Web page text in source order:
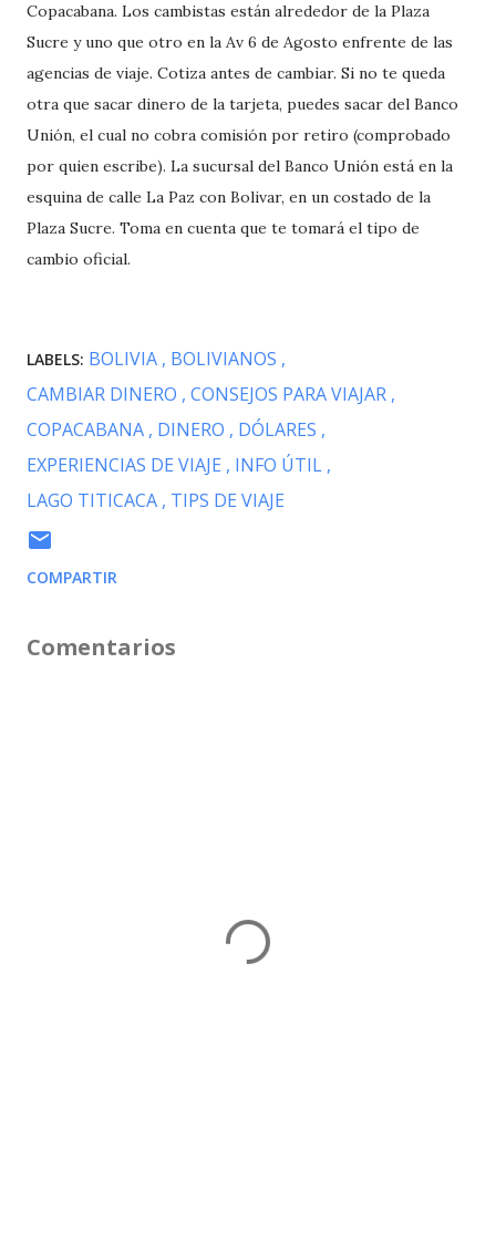
Copacabana. Los cambistas están alrededor de la Plaza
Sucre y uno que otro en la Av 6 de Agosto enfrente de las
agencias de viaje. Cotiza antes de cambiar. Si no te queda
otra que sacar dinero de la tarjeta, puedes sacar del Banco
Unión, el cual no cobra comisión por retiro (comprobado
por quien escribe). La sucursal del Banco Unión está en la
esquina de calle La Paz con Bolivar, en un costado de la
Plaza Sucre. Toma en cuenta que te tomará el tipo de
cambio oficial.
LABELS: BOLIVIA BOLIVIANOS
CAMBIAR DINERO CONSEJOS PARA VIAJAR
COPACABANA DINERO
DÓLARES
EXPERIENCIAS DE VIAJE
INFO ÚTIL
LAGO TITICACA TIPS DE VIAJE
COMPARTIR
Comentarios